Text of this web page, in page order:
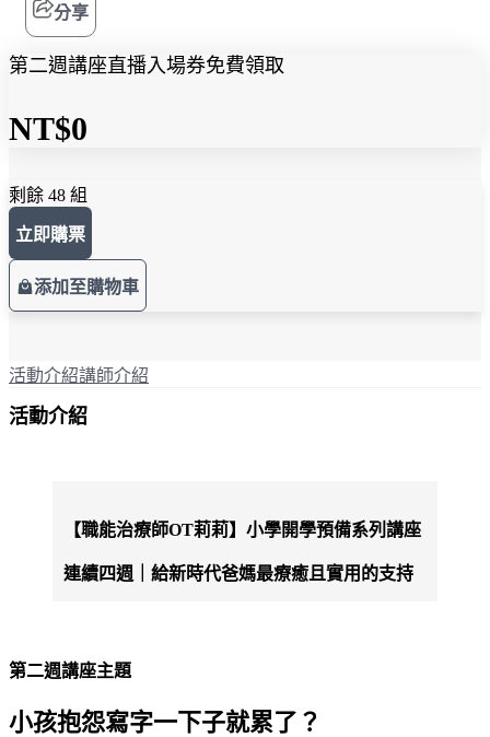
分享
第二週講座直播入場券免費領取
NT$0
剩餘 48 組
立即購票
添加至購物車
活動介紹講師介紹
活動介紹
【職能治療師OT莉莉】小學開學預備系列講座
連續四週｜給新時代爸媽最療癒且實用的支持
第二週講座主題
小孩抱怨寫字一下子就累了？